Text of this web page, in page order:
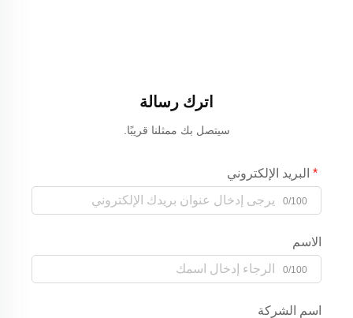
اترك رسالة
سيتصل بك ممثلنا قريبًا.
البريد الإلكتروني
0/100
الاسم
0/100
اسم الشركة